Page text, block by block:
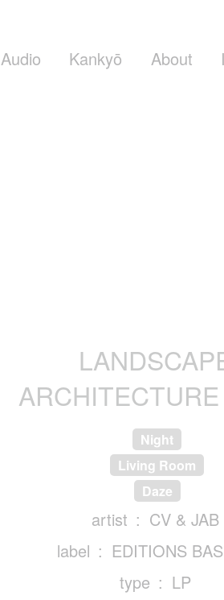
Audio Kankyō About
Night
Living Room
Daze
artist
CV & JAB
label
EDITIONS
type
LP